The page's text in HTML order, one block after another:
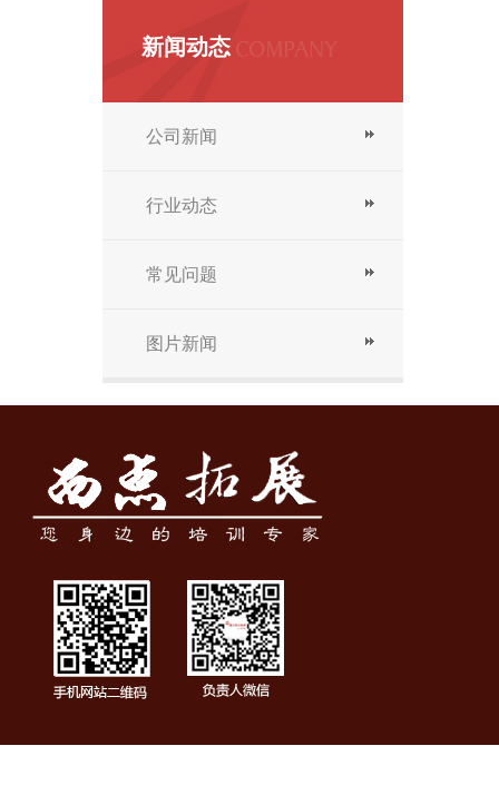
新闻动态
公司新闻
行业动态
常见问题
图片新闻